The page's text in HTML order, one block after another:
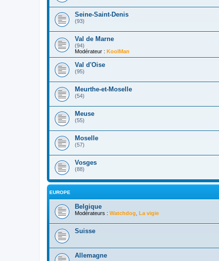
Seine-Saint-Denis
(93)
Val de Marne
(94)
Modérateur : KoolMan
Val d'Oise
(95)
Meurthe-et-Moselle
(54)
Meuse
(55)
Moselle
(57)
Vosges
(88)
EUROPE
Belgique
Modérateurs : Watchdog La vigie
Suisse
Allemagne